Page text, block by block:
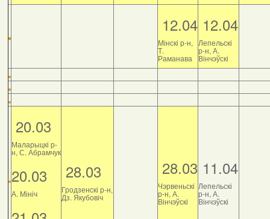
12.04
Мінскі р-н,
Т.
Раманава
12.04
Лепельскі
р-н, А.
Вінчэўскі
20.03
Маларыцкі р-
н, С. Абрамчук
20.03
А. Мініч
28.03
Гродзенскі р-н,
Дз. Якубовіч
28.03
Чэрвеньскі
р-н, А.
Вінчэўскі
11.04
Лепельскі
р-н, А.
Вінчэўскі